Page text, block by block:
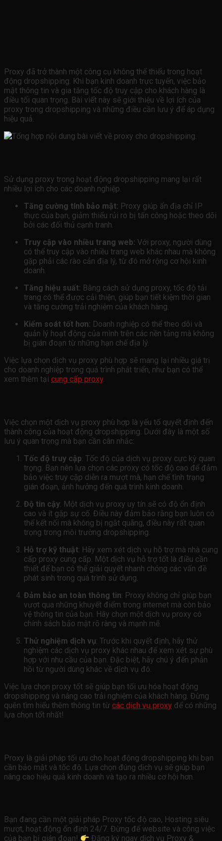
Proxy đã trở thành một công cụ không thể thiếu trong hoạt
động dropshipping. Khi bạn kinh doanh trực tuyến, việc bảo
mật thông tin và gia tăng tốc độ truy cập cho khách hàng là
điều tối quan trọng. Bài viết này sẽ giới thiệu về lợi ích của
proxy trong dropshipping và những điều cần lưu ý để áp dụng
hiệu quả.
Sử dụng proxy trong hoạt động dropshipping mang lại rất
nhiều lợi ích cho các doanh nghiệp.
Tăng cường tính bảo mật: Proxy giúp ẩn địa chỉ IP
thực của bạn, giảm thiểu rủi ro bị tấn công hoặc theo dõi
bởi các đối thủ cạnh tranh.
Truy cập vào nhiều trang web: Với proxy, người dùng
có thể truy cập vào nhiều trang web khác nhau mà không
gặp phải các rào cản địa lý, từ đó mở rộng cơ hội kinh
doanh.
Tăng hiệu suất: Bằng cách sử dụng proxy, tốc độ tải
trang có thể được cải thiện, giúp bạn tiết kiệm thời gian
và tăng cường trải nghiệm của khách hàng.
Kiểm soát tốt hơn: Doanh nghiệp có thể theo dõi và
quản lý hoạt động của mình trên các nền tảng mà không
bị gián đoạn từ những hạn chế địa lý.
Việc lựa chọn dịch vụ proxy phù hợp sẽ mang lại nhiều giá trị
cho doanh nghiệp trong quá trình phát triển, như bạn có thể
xem thêm tại cung cấp proxy.
Việc chọn một dịch vụ proxy phù hợp là yếu tố quyết định đến
thành công của hoạt động dropshipping. Dưới đây là một số
lưu ý quan trọng mà bạn cần cân nhắc:
Tốc độ truy cập: Tốc độ của dịch vụ proxy cực kỳ quan
trọng. Bạn nên lựa chọn các proxy có tốc độ cao để đảm
bảo việc truy cập diễn ra mượt mà, hạn chế tình trạng
gián đoạn, ảnh hưởng đến quá trình kinh doanh.
Độ tin cậy: Một dịch vụ proxy uy tín sẽ có độ ổn định
cao và ít gặp sự cố. Điều này đảm bảo rằng bạn luôn có
thể kết nối mà không bị ngắt quãng, điều này rất quan
trọng trong môi trường dropshipping.
Hỗ trợ kỹ thuật: Hãy xem xét dịch vụ hỗ trợ mà nhà cung
cấp proxy cung cấp. Một dịch vụ hỗ trợ tốt là điều cần
thiết để bạn có thể giải quyết nhanh chóng các vấn đề
phát sinh trong quá trình sử dụng.
Đảm bảo an toàn thông tin: Proxy không chỉ giúp bạn
vượt qua những khuyết điểm trong internet mà còn bảo
vệ thông tin của bạn. Hãy chọn một dịch vụ proxy có
chính sách bảo mật rõ ràng và mạnh mẽ.
Thử nghiệm dịch vụ: Trước khi quyết định, hãy thử
nghiệm các dịch vụ proxy khác nhau để xem xét sự phù
hợp với nhu cầu của bạn. Đặc biệt, hãy chú ý đến phản
hồi từ người dùng khác về dịch vụ đó.
Việc lựa chọn proxy tốt sẽ giúp bạn tối ưu hóa hoạt động
dropshipping và nâng cao trải nghiệm của khách hàng. Đừng
quên tìm hiểu thêm thông tin từ các dịch vụ proxy để có những
lựa chọn tốt nhất!
Proxy là giải pháp tối ưu cho hoạt động dropshipping khi bạn
cần bảo mật và tốc độ. Lựa chọn đúng dịch vụ sẽ giúp bạn
nâng cao hiệu quả kinh doanh và tạo ra nhiều cơ hội hơn.
Bạn đang cần một giải pháp Proxy tốc độ cao, Hosting siêu
mượt, hoạt động ổn định 24/7. Đừng để website và công việc
của bạn bị gián đoạn!
Đăng ký ngay dịch vụ Proxy &